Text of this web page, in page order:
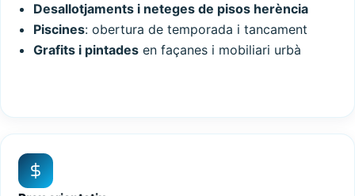
Desallotjaments i neteges de pisos herència
Piscines: obertura de temporada i tancament
Grafits i pintades en façanes i mobiliari urbà